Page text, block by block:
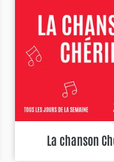
La chanson